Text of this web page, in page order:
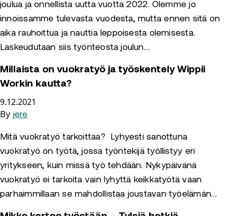
joulua ja onnellista uutta vuotta 2022. Olemme jo
innoissamme tulevasta vuodesta, mutta ennen sitä on
aika rauhoittua ja nauttia leppoisesta olemisesta.
Laskeudutaan siis työnteosta joulun…
Millaista on vuokratyö ja työskentely Wippii
Workin kautta?
9.12.2021
By jere
Mitä vuokratyö tarkoittaa? Lyhyesti sanottuna
vuokratyö on työtä, jossa työntekijä työllistyy eri
yritykseen, kuin missä työ tehdään. Nykypäivänä
vuokratyö ei tarkoita vain lyhyttä keikkatyötä vaan
parhaimmillaan se mahdollistaa joustavan työelämän…